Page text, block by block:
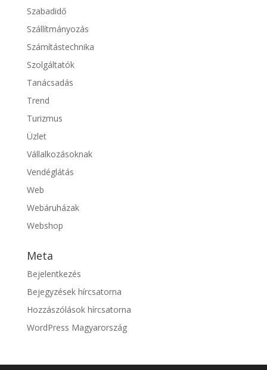
Szabadidő
Szállítmányozás
Számítástechnika
Szolgáltatók
Tanácsadás
Trend
Turizmus
Üzlet
Vállalkozásoknak
Vendéglátás
Web
Webáruházak
Webshop
Meta
Bejelentkezés
Bejegyzések hírcsatorna
Hozzászólások hírcsatorna
WordPress Magyarország